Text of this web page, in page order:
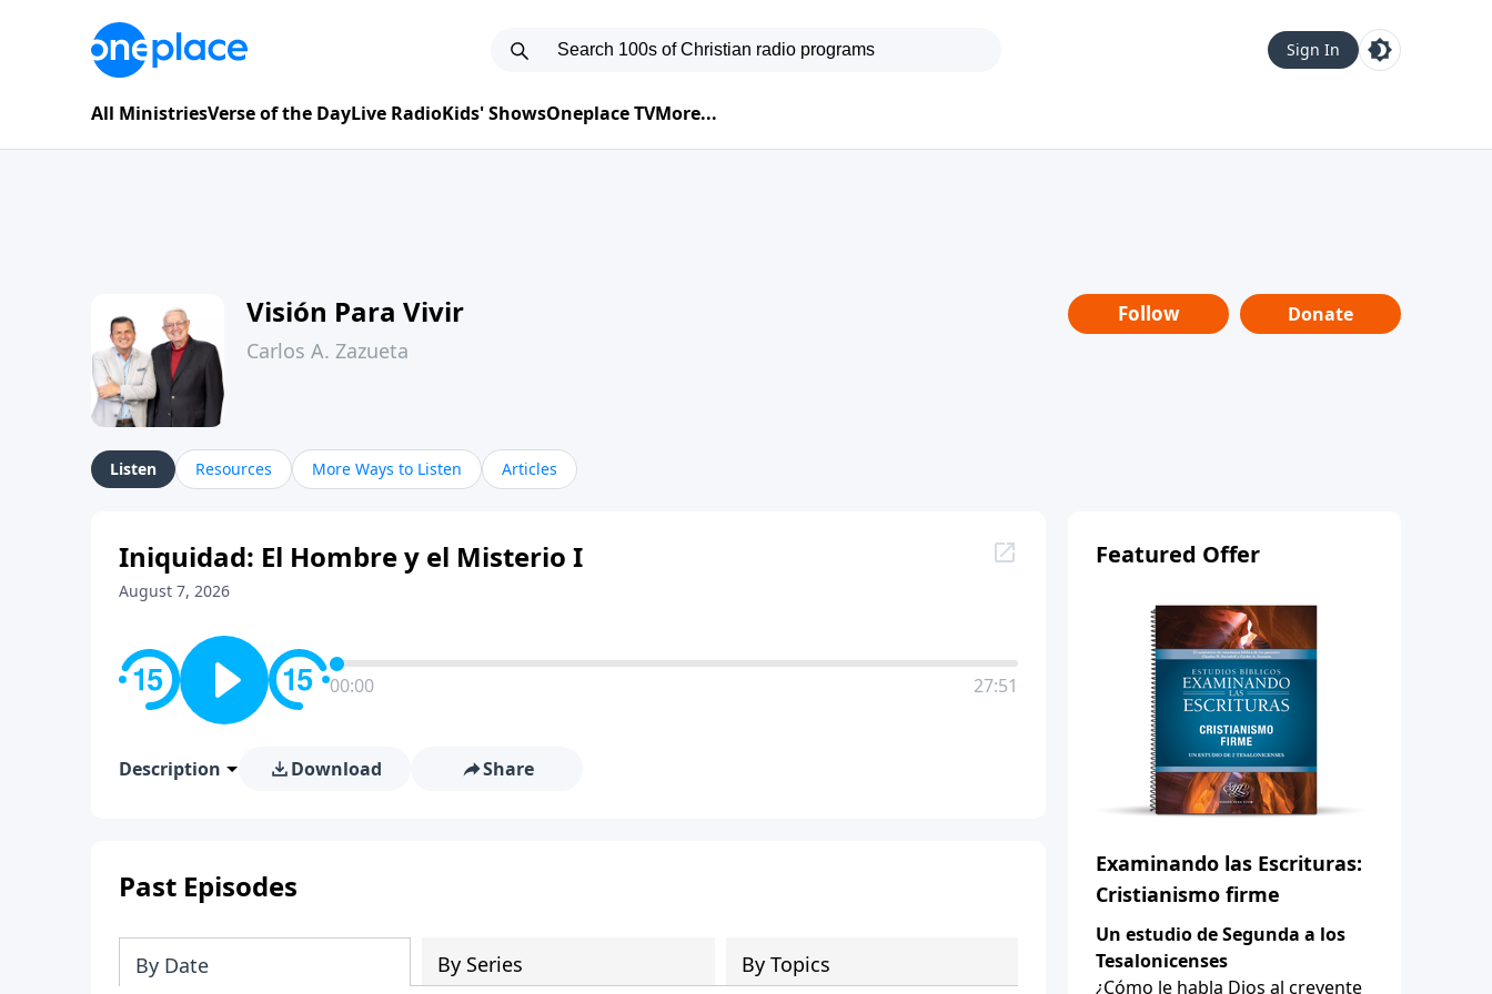
Sign In
All MinistriesVerse of the DayLive RadioKids' ShowsOneplace TVMore...
Visión Para Vivir
Carlos A. Zazueta
Follow Donate
Listen Resources More Ways to Listen Articles
Iniquidad: El Hombre y el Misterio I
August 7, 2026
00:00 27:51
Description Download Share
Past Episodes
By Date By Series By Topics
Featured Offer
Examinando las Escrituras:
Cristianismo firme
Un estudio de Segunda a los
Tesalonicenses
¿Cómo le habla Dios al creyente